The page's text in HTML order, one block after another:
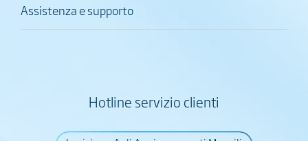
Assistenza e supporto
Hotline servizio clienti